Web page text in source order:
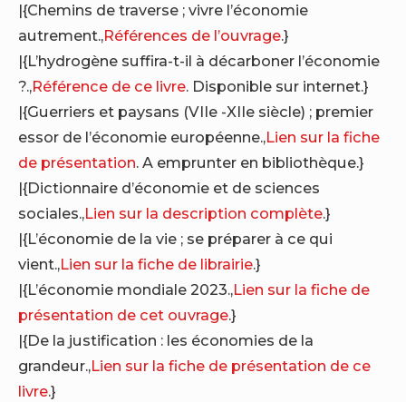
|{Chemins de traverse ; vivre l’économie
autrement.,Références de l’ouvrage.}
|{L’hydrogène suffira-t-il à décarboner l’économie
?.,Référence de ce livre. Disponible sur internet.}
|{Guerriers et paysans (VIIe -XIIe siècle) ; premier
essor de l’économie européenne.,Lien sur la fiche
de présentation. A emprunter en bibliothèque.}
|{Dictionnaire d’économie et de sciences
sociales.,Lien sur la description complète.}
|{L’économie de la vie ; se préparer à ce qui
vient.,Lien sur la fiche de librairie.}
|{L’économie mondiale 2023.,Lien sur la fiche de
présentation de cet ouvrage.}
|{De la justification : les économies de la
grandeur.,Lien sur la fiche de présentation de ce
livre.}